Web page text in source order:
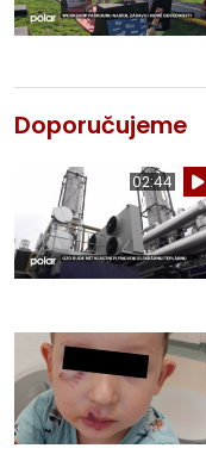
Doporučujeme
02:44